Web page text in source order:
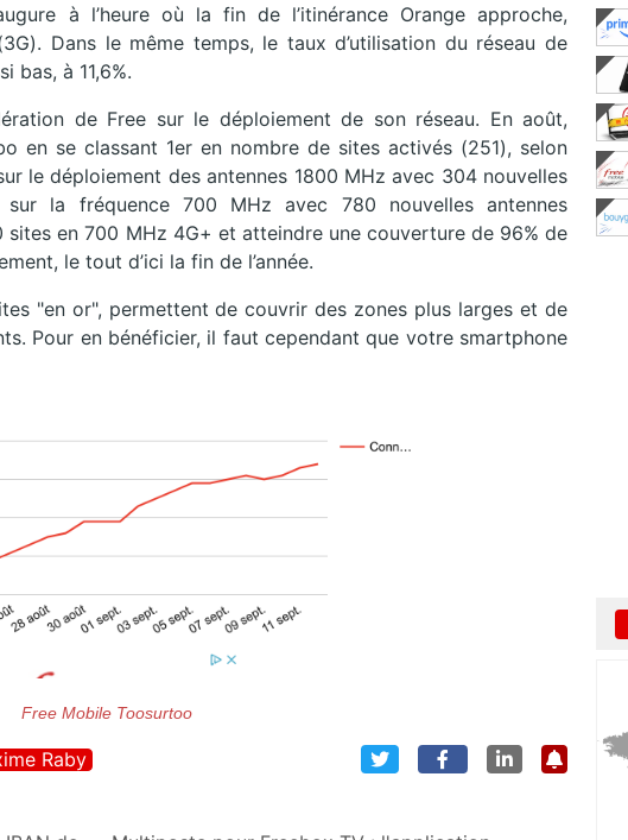
à l’heure où la fin de l’itinérance Orange approche,
Dans le même temps, le taux d’utilisation du réseau de
bas, à 11,6%.
de Free sur le déploiement de son réseau. En août,
en se classant 1er en nombre de sites activés (251), selon
le déploiement des antennes 1800 MHz avec 304 nouvelles
la fréquence 700 MHz avec 780 nouvelles antennes
en 700 MHz 4G+ et atteindre une couverture de 96% de
le tout d’ici la fin de l’année.
"en or", permettent de couvrir des zones plus larges et de
Pour en bénéficier, il faut cependant que votre smartphone
Free Mobile Toosurtoo
Raby